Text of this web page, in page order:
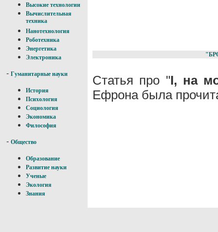
Высокие технологии
Вычислительная
техника
Нанотехнология
Роботехника
Энергетика
Электроника
- Гуманитарные науки
История
Психология
Социология
Экономика
Философия
- Общество
Образование
Развитие науки
Ученые
Экология
Знания
Статья про "I, на
Ефрона была